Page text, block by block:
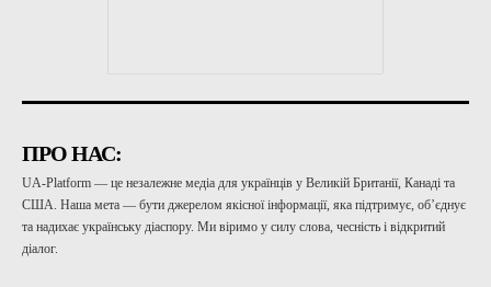
ПРО НАС:
UA-Platform — це незалежне медіа для українців у Великій Британії, Канаді та
США. Наша мета — бути джерелом якісної інформації, яка підтримує, об’єднує
та надихає українську діаспору. Ми віримо у силу слова, чесність і відкритий
діалог.